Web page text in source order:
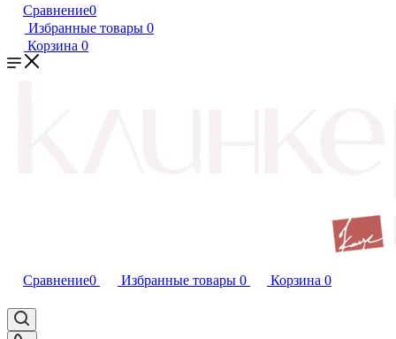
Сравнение0
Избранные товары 0
Корзина 0
Сравнение0 Избранные товары 0 Корзина 0